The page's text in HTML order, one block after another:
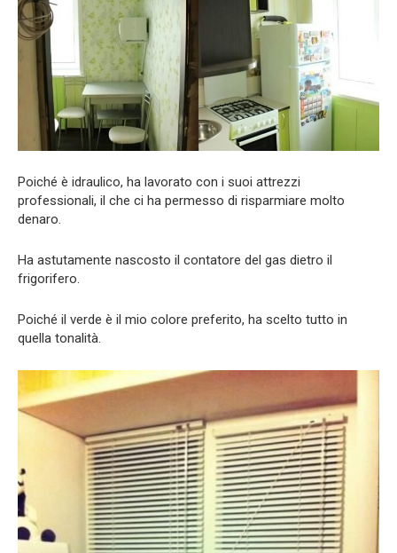
Poiché è idraulico, ha lavorato con i suoi attrezzi
professionali, il che ci ha permesso di risparmiare molto
denaro.
Ha astutamente nascosto il contatore del gas dietro il
frigorifero.
Poiché il verde è il mio colore preferito, ha scelto tutto in
quella tonalità.